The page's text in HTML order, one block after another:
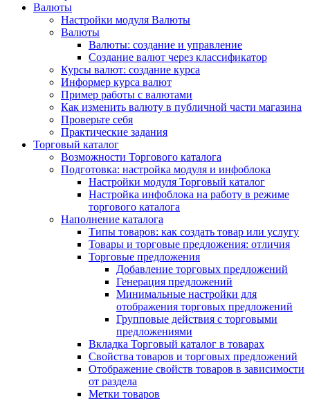
Валюты
Настройки модуля Валюты
Валюты
Валюты: создание и управление
Создание валют через классификатор
Курсы валют: создание курса
Информер курса валют
Пример работы с валютами
Как изменить валюту в публичной части магазина
Проверьте себя
Практические задания
Торговый каталог
Возможности Торгового каталога
Подготовка: настройка модуля и инфоблока
Настройки модуля Торговый каталог
Настройка инфоблока на работу в режиме
торгового каталога
Наполнение каталога
Типы товаров: как создать товар или услугу
Товары и торговые предложения: отличия
Торговые предложения
Добавление торговых предложений
Генерация предложений
Минимальные настройки для
отображения торговых предложений
Групповые действия с торговыми
предложениями
Вкладка Торговый каталог в товарах
Свойства товаров и торговых предложений
Отображение свойств товаров в зависимости
от раздела
Метки товаров